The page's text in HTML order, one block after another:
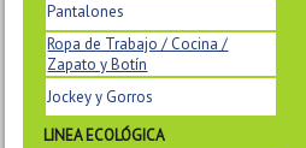
Pantalones
Ropa de Trabajo / Cocina /
Zapato y Botín
Jockey y Gorros
LINEAECOLÓGICA